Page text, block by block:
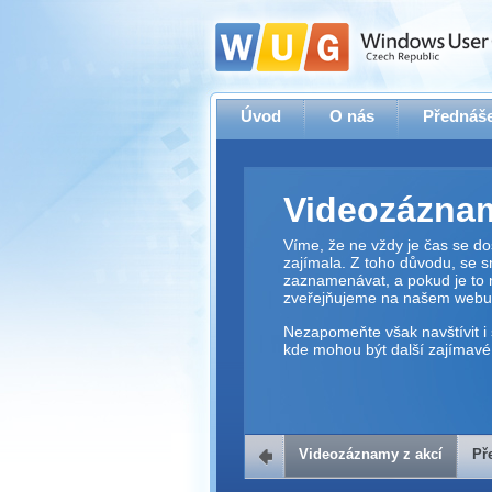
Úvod O nás
Víme, že ne vždy je čas se
zajímala. Z toho důvodu, se
zaznamenávat, a pokud je to
zveřejňujeme na našem webu.
Nezapomeňte však navštívit i
kde mohou být další zajímavé
Přehrávač
Videozáznamy z akcí